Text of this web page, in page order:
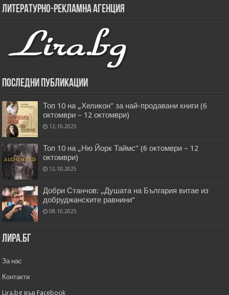
Литературно-рекламна агенция
Последни публикации
Топ 10 на „Хеликон” за най-продавани книги (6
октомври – 12 октомври)
12.10.2025
Топ 10 на „Ню Йорк Таймс” (6 октомври – 12
октомври)
12.10.2025
Добри Станчов: „Душата на България витае из
добруджанските равнини“
08.10.2025
Лира.бг
За нас
Контакти
Lira.bg във Facebook